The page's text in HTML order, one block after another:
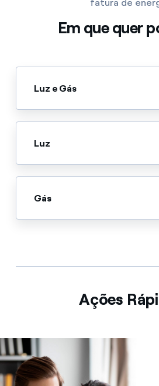
fatura de
Em que quer
Luz e Gás
Luz
Gás
Ações